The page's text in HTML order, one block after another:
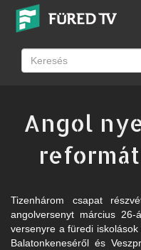
Angol
Tizenhárom csapat
angolversenyt március
versenyre a füredi
Balatonkeneséről és